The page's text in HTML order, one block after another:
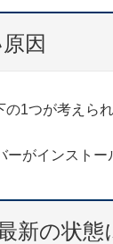
因
1つが考えられ
ーがインストー
新の状態